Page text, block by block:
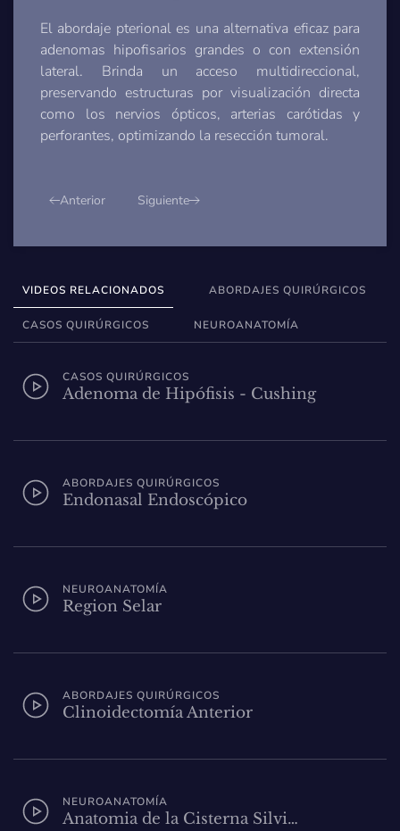
El abordaje pterional es una alternativa eficaz para
adenomas hipofisarios grandes o con extensión
lateral. Brinda un acceso multidireccional,
preservando estructuras por visualización directa
como los nervios ópticos, arterias carótidas y
perforantes, optimizando la resección tumoral.
Anterior Siguiente
VIDEOS RELACIONADOS ABORDAJES QUIRÚRGICOS
CASOS QUIRÚRGICOS NEUROANATOMÍA
CASOS QUIRÚRGICOS
Adenoma de Hipófisis - Cushing
ABORDAJES QUIRÚRGICOS
Endonasal Endoscópico
NEUROANATOMÍA
Region Selar
ABORDAJES QUIRÚRGICOS
Clinoidectomía Anterior
NEUROANATOMÍA
Anatomia de la Cisterna Silvi…